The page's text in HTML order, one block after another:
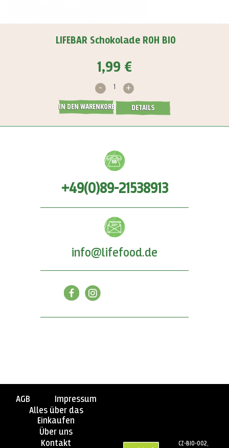
LIFEBAR Schokolade ROH BIO
1,99 €
- +
IN DEN WARENKORB DETAILS
+49(0)89-21538913
info@lifefood.de
AGB
Impressum
Alles über das
Einkaufen
Über uns
Kontakt
CZ-BIO-002,